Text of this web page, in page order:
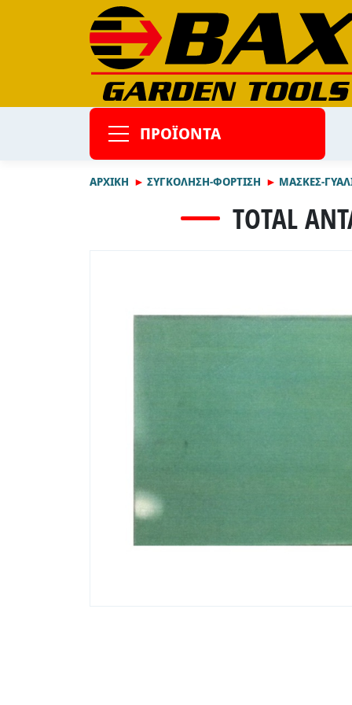
ΠΡΟΪΟΝΤΑ
ΑΡΧΙΚΉ ΣΥΓΚΟΛΗΣΗ-ΦΟΡΤΙΣΗ ΜΑΣΚΕΣ-
TOTAL